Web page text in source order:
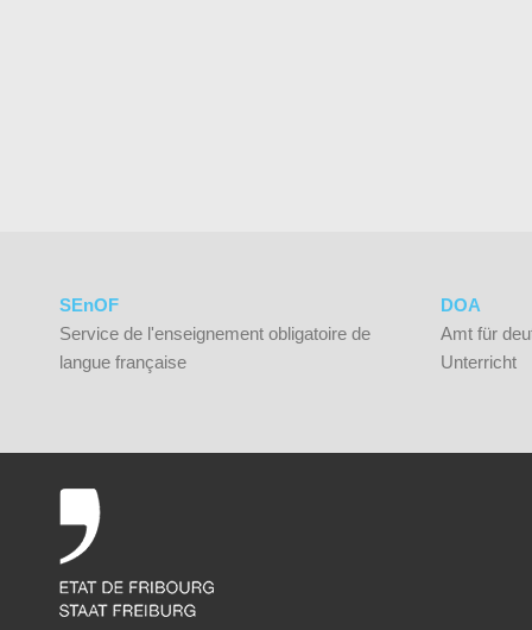
SEnOF
Service de l'enseignement obligatoire de
langue française
DOA
Amt für
Unterricht